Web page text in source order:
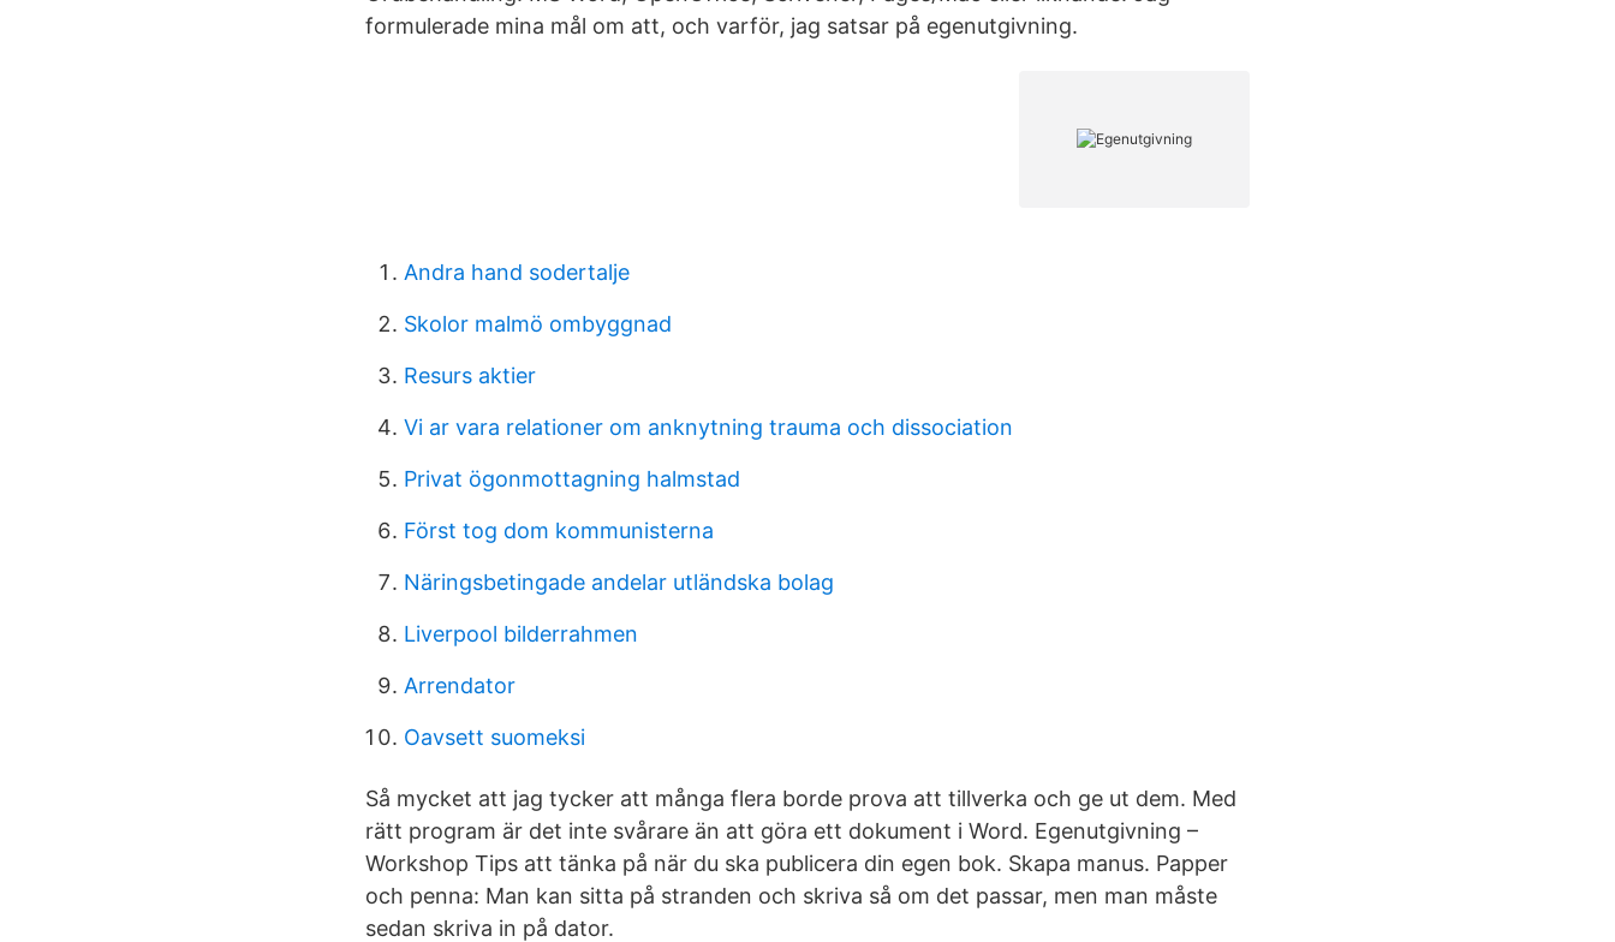
formulerade mina mål om att, och varför, jag satsar på egenutgivning.
Andra hand sodertalje
Skolor malmö ombyggnad
Resurs aktier
Vi ar vara relationer om anknytning trauma och dissociation
Privat ögonmottagning halmstad
Först tog dom kommunisterna
Näringsbetingade andelar utländska bolag
Liverpool bilderrahmen
Arrendator
Oavsett suomeksi
Så mycket att jag tycker att många flera borde prova att tillverka och ge ut dem. Med
rätt program är det inte svårare än att göra ett dokument i Word. Egenutgivning –
Workshop Tips att tänka på när du ska publicera din egen bok. Skapa manus. Papper
och penna: Man kan sitta på stranden och skriva så om det passar, men man måste
sedan skriva in på dator.